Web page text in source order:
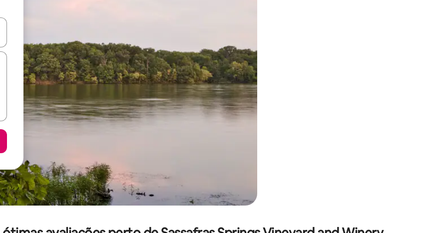
os usando as seta para cima e para baixo do teclado ou tocando e deslizando o dedo na tela.